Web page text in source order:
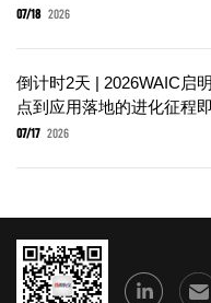
07/18 2026
倒计时2天 | 2026WAIC启
点到应用落地的进化征程
07/17 2026